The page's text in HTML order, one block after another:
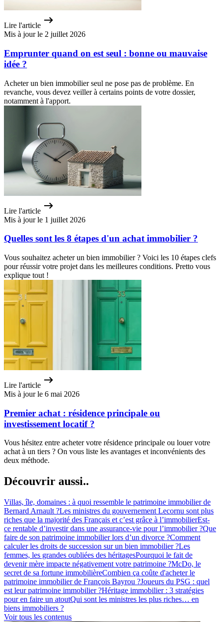
Lire l'article
Mis à jour le 2 juillet 2026
Emprunter quand on est seul : bonne ou mauvaise
idée ?
Acheter un bien immobilier seul ne pose pas de problème. En
revanche, vous devez veiller à certains points de votre dossier,
notamment à l'apport.
Lire l'article
Mis à jour le 1 juillet 2026
Quelles sont les 8 étapes d'un achat immobilier ?
Vous souhaitez acheter un bien immobilier ? Voici les 10 étapes clefs
pour réussir votre projet dans les meilleures conditions. Pretto vous
explique tout !
Lire l'article
Mis à jour le 6 mai 2026
Premier achat : résidence principale ou
investissement locatif ?
Vous hésitez entre acheter votre résidence principale ou louer votre
achat à un tiers ? On vous liste les avantages et inconvénients des
deux méthode.
Découvrir aussi..
Villas, île, domaines : à quoi ressemble le patrimoine immobilier de
Bernard Arnault ?Les ministres du gouvernement Lecornu sont plus
riches que la majorité des Français et c’est grâce à l’immobilierEst-
ce rentable d’investir dans une assurance-vie pour l’immobilier ?Que
faire de son patrimoine immobilier lors d’un divorce ?Comment
calculer les droits de succession sur un bien immobilier ?Les
femmes, les grandes oubliées des héritagesPourquoi le fait de
devenir mère impacte négativement votre patrimoine ?McDo, le
secret de sa fortune immobilièreCombien ça coûte d'acheter le
patrimoine immobilier de François Bayrou ?Joueurs du PSG : quel
est leur patrimoine immobilier ?Héritage immobilier : 3 stratégies
pour en faire un atoutQui sont les ministres les plus riches… en
biens immobiliers ?
Voir tous les contenus